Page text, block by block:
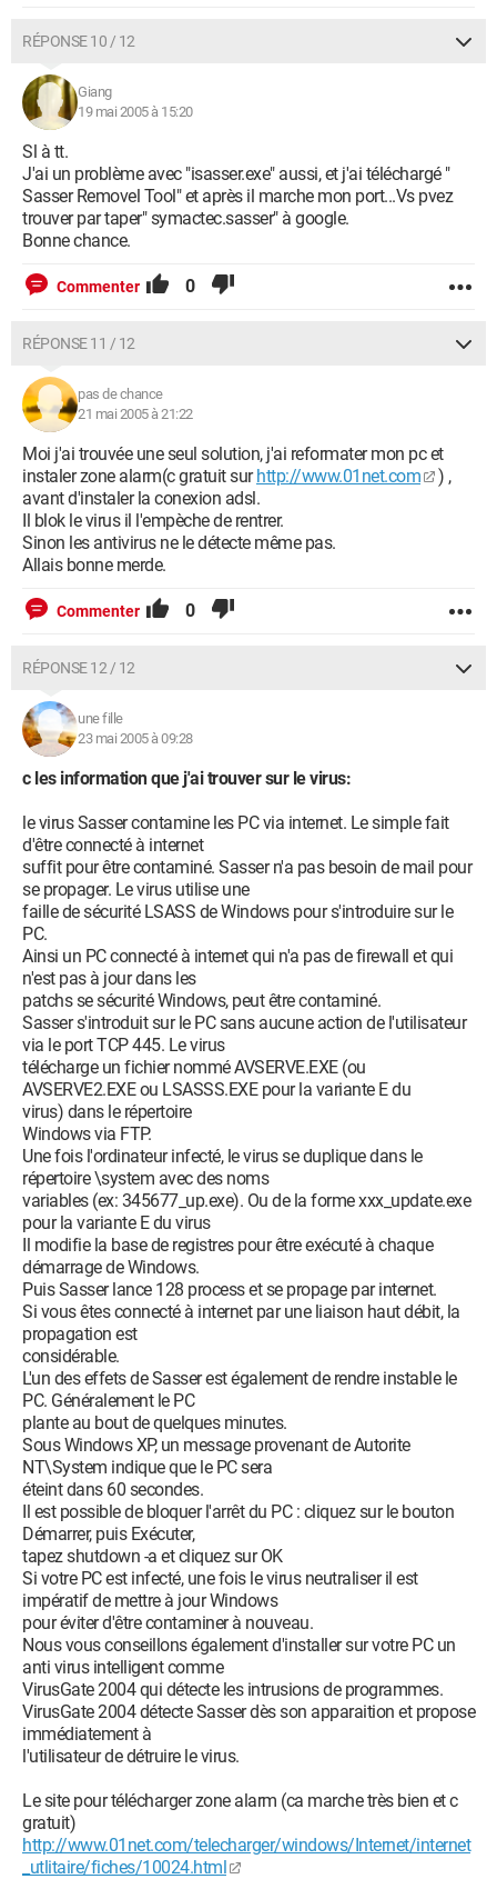
RÉPONSE 10 / 12
Giang
19 mai 2005 à 15:20
Sl à tt.
J'ai un problème avec "isasser.exe" aussi, et j'ai téléchargé "
Sasser Removel Tool" et après il marche mon port...Vs pvez
trouver par taper" symactec.sasser" à google.
Bonne chance.
Commenter 0
RÉPONSE 11 / 12
pas de chance
21 mai 2005 à 21:22
Moi j'ai trouvée une seul solution, j'ai reformater mon pc et
instaler zone alarm(c gratuit surhttp://www.01net.com
) ,
avant d'instaler la conexion adsl.
Il blok le virus il l'empèche de rentrer.
Sinon les antivirus ne le détecte même pas.
Allais bonne merde.
Commenter 0
RÉPONSE 12 / 12
une fille
23 mai 2005 à 09:28
c les information que j'ai trouver sur le virus:
le virus Sasser contamine les PC via internet. Le simple fait
d'être connecté à internet
suffit pour être contaminé. Sasser n'a pas besoin de mail pour
se propager. Le virus utilise une
faille de sécurité LSASS de Windows pour s'introduire sur le
PC.
Ainsi un PC connecté à internet qui n'a pas de firewall et qui
n'est pas à jour dans les
patchs se sécurité Windows, peut être contaminé.
Sasser s'introduit sur le PC sans aucune action de l'utilisateur
via le port TCP 445. Le virus
télécharge un fichier nommé AVSERVE.EXE (ou
AVSERVE2.EXE ou LSASSS.EXE pour la variante E du
virus) dans le répertoire
Windows via FTP.
Une fois l'ordinateur infecté, le virus se duplique dans le
répertoire \system avec des noms
variables (ex: 345677_up.exe). Ou de la forme xxx_update.exe
pour la variante E du virus
Il modifie la base de registres pour être exécuté à chaque
démarrage de Windows.
Puis Sasser lance 128 process et se propage par internet.
Si vous êtes connecté à internet par une liaison haut débit, la
propagation est
considérable.
L'un des effets de Sasser est également de rendre instable le
PC. Généralement le PC
plante au bout de quelques minutes.
Sous Windows XP, un message provenant de Autorite
NT\System indique que le PC sera
éteint dans 60 secondes.
Il est possible de bloquer l'arrêt du PC : cliquez sur le bouton
Démarrer, puis Exécuter,
tapez shutdown -a et cliquez sur OK
Si votre PC est infecté, une fois le virus neutraliser il est
impératif de mettre à jour Windows
pour éviter d'être contaminer à nouveau.
Nous vous conseillons également d'installer sur votre PC un
anti virus intelligent comme
VirusGate 2004 qui détecte les intrusions de programmes.
VirusGate 2004 détecte Sasser dès son apparaition et propose
immédiatement à
l'utilisateur de détruire le virus.
Le site pour télécharger zone alarm (ca marche très bien et c
gratuit)
http://www.01net.com/telecharger/windows/Internet/internet
_utlitaire/fiches/10024.html